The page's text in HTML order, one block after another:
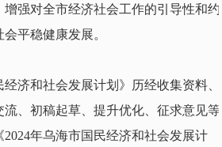
强对全市经济社会工作的引导性和约
平稳健康发展。
济和社会发展计划》历经收集资料、
、初稿起草、提升优化、征求意见等
年乌海市国民经济和社会发展计